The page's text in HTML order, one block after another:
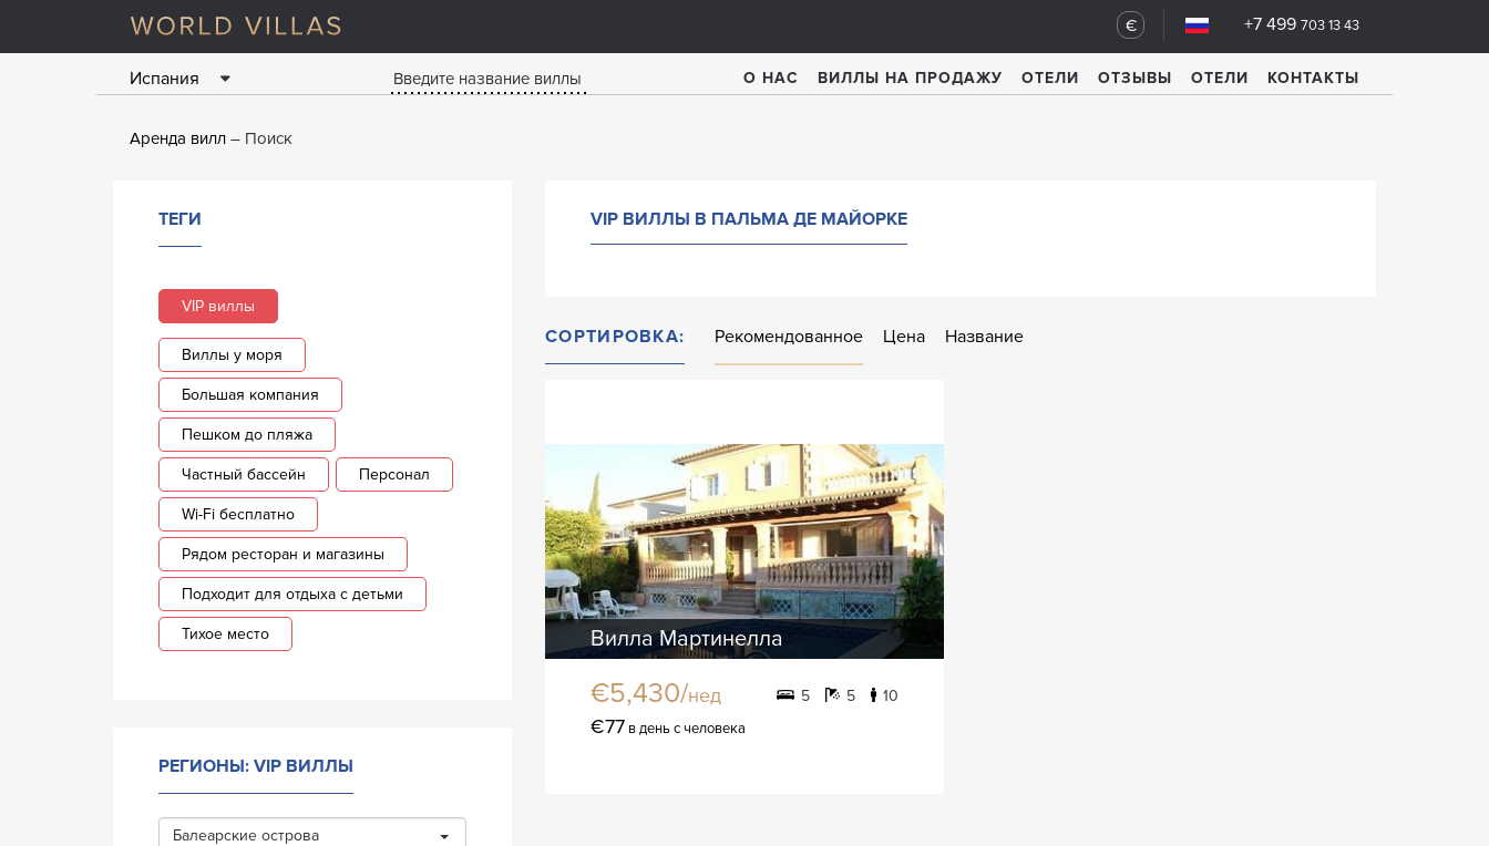
+7 499 703 13 43
€
Испания О НАС ВИЛЛЫ НА ПРОДАЖУ ОТЕЛИ ОТЗЫВЫ ОТЕЛИ КОНТАКТЫ
Аренда вилл Поиск
ТЕГИ
VIP виллы
Виллы у моря
Большая компания
Пешком до пляжа
Частный бассейн Персонал
Wi-Fi бесплатно
Рядом ресторан и магазины
Подходит для отдыха с детьми
Тихое место
РЕГИОНЫ: VIP ВИЛЛЫ
Балеарские острова
VIP ВИЛЛЫ В ПАЛЬМА ДЕ МАЙОРКЕ
СОРТИРОВКА: Рекомендованное Цена Название
Вилла Мартинелла
€5,430/нед 5 5 10
€77 в день с человека